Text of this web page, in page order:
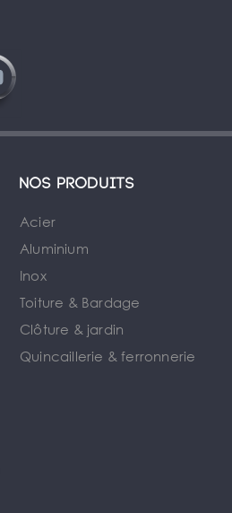
Nos produits
Acier
Aluminium
Inox
Toiture & Bardage
Clôture & jardin
Quincaillerie & ferronnerie